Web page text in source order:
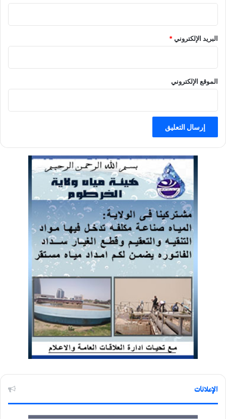
البريد الإلكتروني*
الموقع الإلكتروني
الإعلانات